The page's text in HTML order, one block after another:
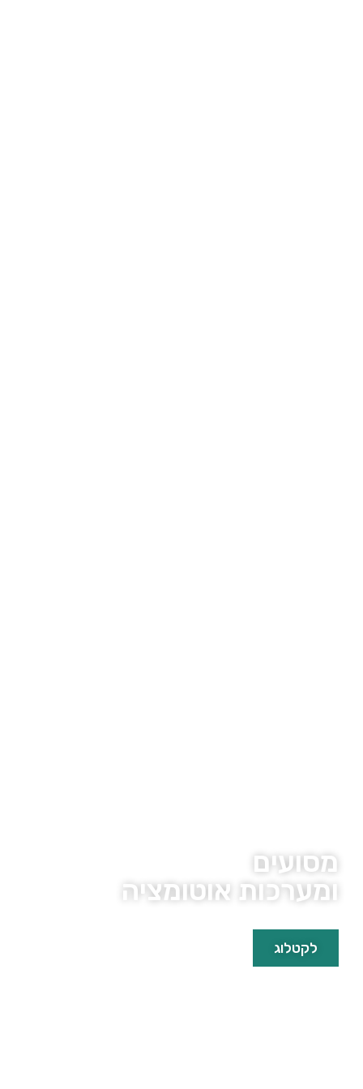
מסועים
ומערכות אוטומציה
לקטלוג